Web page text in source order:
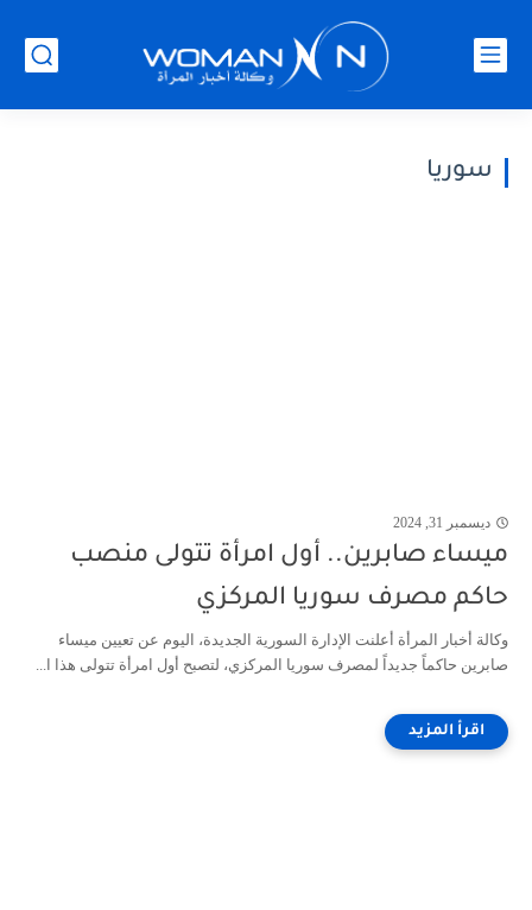
سوريا
ديسمبر 31, 2024
ميساء صابرين.. أول امرأة تتولى منصب
حاكم مصرف سوريا المركزي
وكالة أخبار المرأة أعلنت الإدارة السورية الجديدة، اليوم عن تعيين ميساء
صابرين حاكماً جديداً لمصرف سوريا المركزي، لتصبح أول امرأة تتولى هذا ا...